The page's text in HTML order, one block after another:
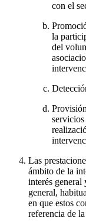
con el
la
del
Las
ámbito de la
interés general
general,
en que estos
referencia de